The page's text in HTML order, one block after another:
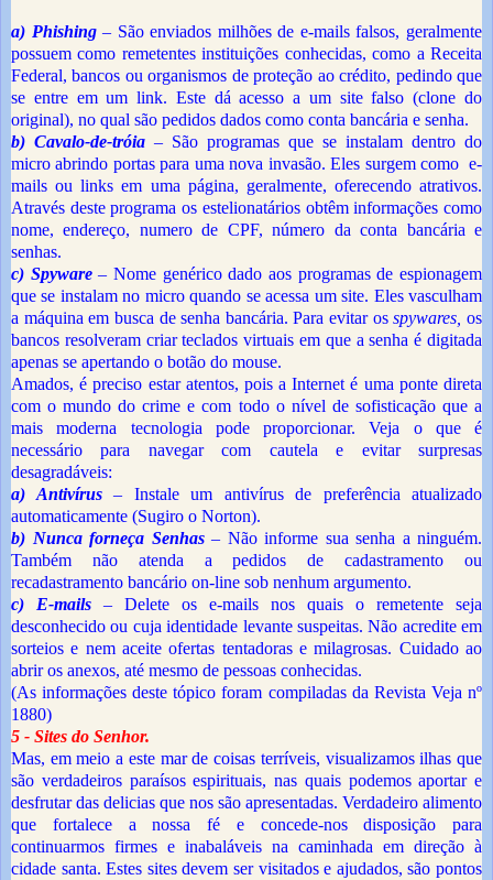
a) Phishing– São enviados milhões de e-mails falsos, geralmente
possuem como remetentes instituições conhecidas, como a Receita
Federal, bancos ou organismos de proteção ao crédito, pedindo que
se entre em um link. Este dá acesso a um site falso (clone do
original), no qual são pedidos dados como conta bancária e senha.
b) Cavalo-de-tróia – São programas que se instalam dentro do
micro abrindo portas para uma nova invasão. Eles surgem como e-
mails ou links em uma página, geralmente, oferecendo atrativos.
Através deste programa os estelionatários obtêm informações como
nome, endereço, numero de CPF, número da conta bancária e
senhas.
c) Spyware– Nome genérico dado aos programas de espionagem
que se instalam no micro quando se acessa um site. Eles vasculham
a máquina em busca de senha bancária. Para evitar osspywares,os
bancos resolveram criar teclados virtuais em que a senha é digitada
apenas se apertando o botão do mouse.
Amados, é preciso estar atentos, pois a Internet é uma ponte direta
com o mundo do crime e com todo o nível de sofisticação que a
mais moderna tecnologia pode proporcionar. Veja o que é
necessário para navegar com cautela e evitar surpresas
desagradáveis:
a) Antivírus– Instale um antivírus de preferência atualizado
automaticamente (Sugiro o Norton).
b) Nunca forneça Senhas– Não informe sua senha a ninguém.
Também não atenda a pedidos de cadastramento ou
recadastramento bancário on-line sob nenhum argumento.
c) E-mails – Delete os e-mails nos quais o remetente seja
desconhecido ou cuja identidade levante suspeitas. Não acredite em
sorteios e nem aceite ofertas tentadoras e milagrosas. Cuidado ao
abrir os anexos, até mesmo de pessoas conhecidas.
(As informações deste tópico foram compiladas da Revista Veja nº
1880)
5 - Sites do Senhor.
Mas, em meio a este mar de coisas terríveis, visualizamos ilhas que
são verdadeiros paraísos espirituais, nas quais podemos aportar e
desfrutar das delicias que nos são apresentadas. Verdadeiro alimento
que fortalece a nossa fé e concede-nos disposição para
continuarmos firmes e inabaláveis na caminhada em direção à
cidade santa. Estes sites devem ser visitados e ajudados, são pontos